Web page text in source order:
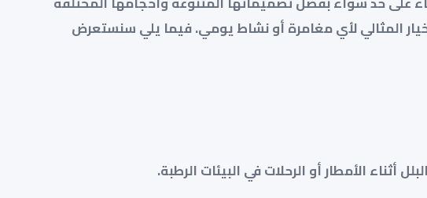
يجعلها الخيار المثالي لأي مغامرة أو نشاط يومي. فيما يلي سنستعرض
الأمطار أو الرحلات في البيئات الرطبة.